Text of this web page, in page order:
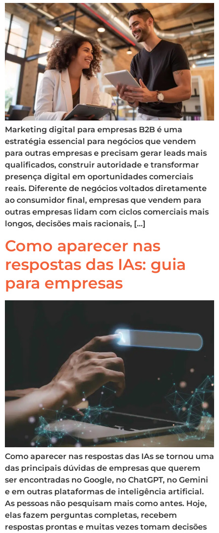
Marketing digital para empresas B2B é uma
estratégia essencial para negócios que vendem
para outras empresas e precisam gerar leads mais
qualificados, construir autoridade e transformar
presença digital em oportunidades comerciais
reais. Diferente de negócios voltados diretamente
ao consumidor final, empresas que vendem para
outras empresas lidam com ciclos comerciais mais
longos, decisões mais racionais, […]
Como aparecer nas
respostas das IAs: guia
para empresas
Como aparecer nas respostas das IAs se tornou uma
das principais dúvidas de empresas que querem
ser encontradas no Google, no ChatGPT, no Gemini
e em outras plataformas de inteligência artificial.
As pessoas não pesquisam mais como antes. Hoje,
elas fazem perguntas completas, recebem
respostas prontas e muitas vezes tomam decisões